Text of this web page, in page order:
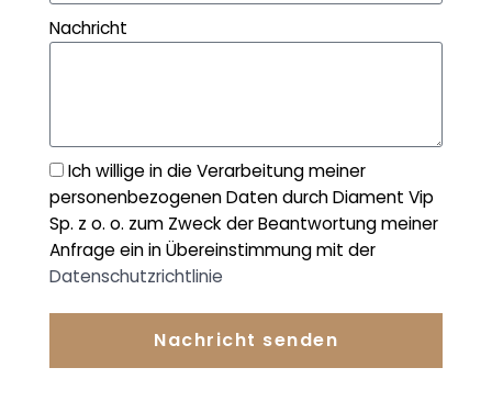
Nachricht
Ich willige in die Verarbeitung meiner
personenbezogenen Daten durch Diament Vip
Sp. z o. o. zum Zweck der Beantwortung meiner
Anfrage ein in Übereinstimmung mit der
Datenschutzrichtlinie
Nachricht senden